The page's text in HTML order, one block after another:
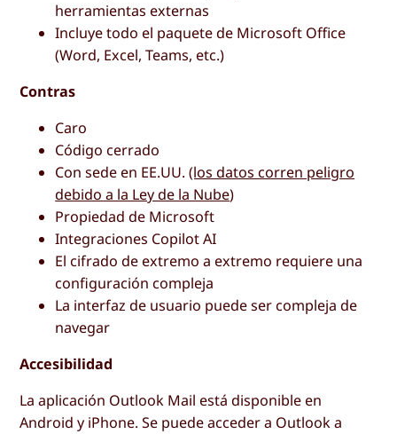
herramientas externas
Incluye todo el paquete de Microsoft Office
(Word, Excel, Teams, etc.)
Contras
Caro
Código cerrado
Con sede en EE.UU.(los datos corren peligro
debido a la Ley de la Nube)
Propiedad de Microsoft
Integraciones Copilot AI
El cifrado de extremo a extremo requiere una
configuración compleja
La interfaz de usuario puede ser compleja de
navegar
Accesibilidad
La aplicación Outlook Mail está disponible en
Android y iPhone. Se puede acceder a Outlook a